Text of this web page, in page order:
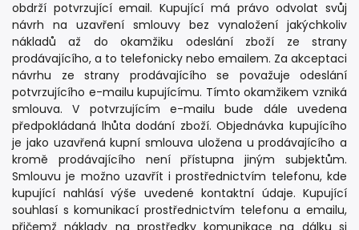
obdrží potvrzující email. Kupující má právo odvolat svůj
návrh na uzavření smlouvy bez vynaložení jakýchkoliv
nákladů až do okamžiku odeslání zboží ze strany
prodávajícího, a to telefonicky nebo emailem. Za akceptaci
návrhu ze strany prodávajícího se považuje odeslání
potvrzujícího e-mailu kupujícímu. Tímto okamžikem vzniká
smlouva. V potvrzujícím e-mailu bude dále uvedena
předpokládaná lhůta dodání zboží. Objednávka kupujícího
je jako uzavřená kupní smlouva uložena u prodávajícího a
kromě prodávajícího není přístupna jiným subjektům.
Smlouvu je možno uzavřít i prostřednictvím telefonu, kde
kupující nahlásí výše uvedené kontaktní údaje. Kupující
souhlasí s komunikací prostřednictvím telefonu a emailu,
přičemž náklady na prostředky komunikace na dálku si